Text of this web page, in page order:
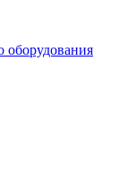
оборудования